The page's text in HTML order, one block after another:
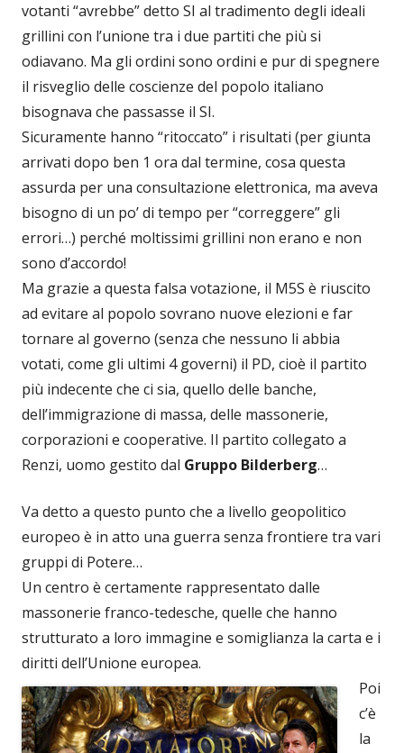
votanti “avrebbe” detto SI al tradimento degli ideali
grillini con l’unione tra i due partiti che più si
odiavano. Ma gli ordini sono ordini e pur di spegnere
il risveglio delle coscienze del popolo italiano
bisognava che passasse il SI.
Sicuramente hanno “ritoccato” i risultati (per giunta
arrivati dopo ben 1 ora dal termine, cosa questa
assurda per una consultazione elettronica, ma aveva
bisogno di un po’ di tempo per “correggere” gli
errori…) perché moltissimi grillini non erano e non
sono d’accordo!
Ma grazie a questa falsa votazione, il M5S è riuscito
ad evitare al popolo sovrano nuove elezioni e far
tornare al governo (senza che nessuno li abbia
votati, come gli ultimi 4 governi) il PD, cioè il partito
più indecente che ci sia, quello delle banche,
dell’immigrazione di massa, delle massonerie,
corporazioni e cooperative. Il partito collegato a
Renzi, uomo gestito dal Gruppo Bilderberg…
Va detto a questo punto che a livello geopolitico
europeo è in atto una guerra senza frontiere tra vari
gruppi di Potere…
Un centro è certamente rappresentato dalle
massonerie franco-tedesche, quelle che hanno
strutturato a loro immagine e somiglianza la carta e i
diritti dell’Unione europea.
Poi
c’è
la